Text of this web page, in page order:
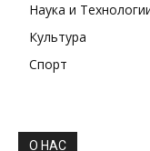
Наука и
Культура
Спорт
О НАС